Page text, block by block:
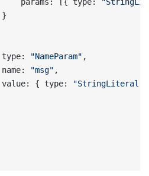
"NameParam" ,
"msg" ,
{ type:
"StringLiteral"